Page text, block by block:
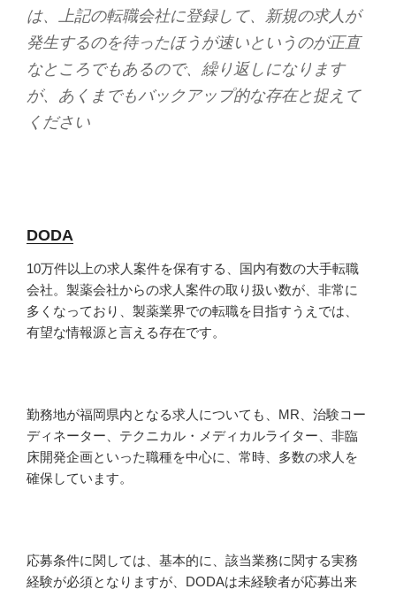
は、上記の転職会社に登録して、新規の求人が
発生するのを待ったほうが速いというのが正直
なところでもあるので、繰り返しになります
が、あくまでもバックアップ的な存在と捉えて
ください
DODA
10万件以上の求人案件を保有する、国内有数の大手転職
会社。製薬会社からの求人案件の取り扱い数が、非常に
多くなっており、製薬業界での転職を目指すうえでは、
有望な情報源と言える存在です。
勤務地が福岡県内となる求人についても、MR、治験コー
ディネーター、テクニカル・メディカルライター、非臨
床開発企画といった職種を中心に、常時、多数の求人を
確保しています。
応募条件に関しては、基本的に、該当業務に関する実務
経験が必須となりますが、DODAは未経験者が応募出来